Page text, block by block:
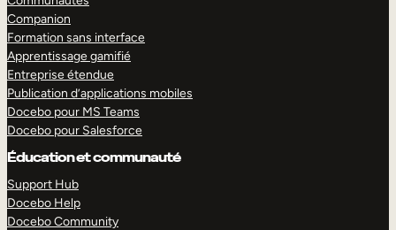
Companion
Formation sans interface
Apprentissage gamifié
Entreprise étendue
Publication d’applications mobiles
Docebo pour MS Teams
Docebo pour Salesforce
Éducation et communauté
Support Hub
Docebo Help
Docebo Community